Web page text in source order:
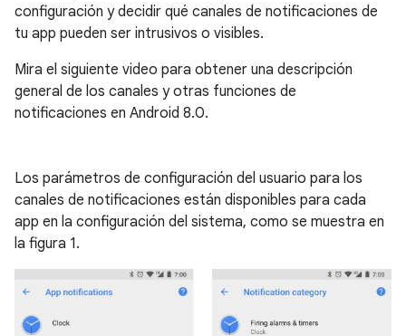
configuración y decidir qué canales de notificaciones de
tu app pueden ser intrusivos o visibles.
Mira el siguiente video para obtener una descripción
general de los canales y otras funciones de
notificaciones en Android 8.0.
Los parámetros de configuración del usuario para los
canales de notificaciones están disponibles para cada
app en la configuración del sistema, como se muestra en
la figura 1.